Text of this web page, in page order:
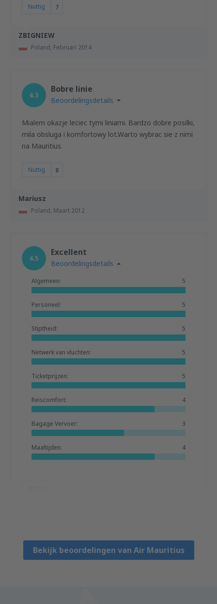
ZBIGNIEW
Poland, Februari 2014
Nuttig 7
Mariusz
Poland, Maart 2012
4.3
Bobre linie
Beoordelingsdetails
Mialem okazje leciec tymi liniami. Bardzo dobre posilki,
mila obsluga i komfortowy lot.Warto wybrac sie z nimi
na Mauritius.
Nuttig 8
4.5
Excellent
Beoordelingsdetails
Algemeen: 5
Personeel: 5
Stiptheid: 5
Netwerk van vluchten: 5
Ticketprijzen: 5
Reiscomfort: 4
Bagage Vervoer: 3
Maaltijden: 4
Bekijk beoordelingen van Air Mauritius